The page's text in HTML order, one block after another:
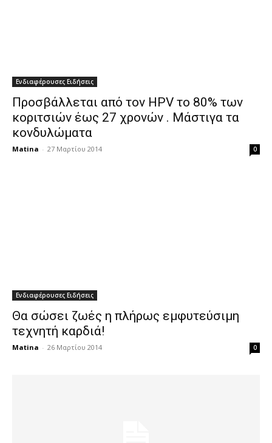
Ενδιαφέρουσες Ειδήσεις
Προσβάλλεται από τον HPV το 80% των
κοριτσιών έως 27 χρονών . Μάστιγα τα
κονδυλώματα
Matina - 27 Μαρτίου 2014 0
Ενδιαφέρουσες Ειδήσεις
Θα σώσει ζωές η πλήρως εμφυτεύσιμη
τεχνητή καρδιά!
Matina - 26 Μαρτίου 2014 0